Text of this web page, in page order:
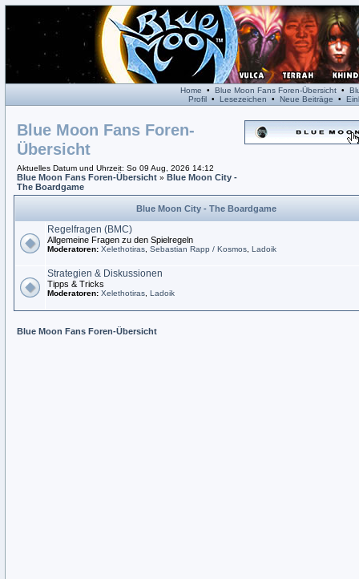
Home • Blue Moon Fans Foren-Übersicht•
Profil• Lesezeichen • Neue Beiträge •
Blue Moon Fans Foren-
Übersicht
Aktuelles Datum und Uhrzeit: So 09 Aug, 2026 14:12
Blue Moon Fans Foren-Übersicht » Blue Moon City -
The Boardgame
Blue Moon City - The Boardgame
Regelfragen (BMC)
Allgemeine Fragen zu den Spielregeln
Moderatoren: Xelethotiras Sebastian Rapp / Kosmos Ladoik
Strategien & Diskussionen
Tipps & Tricks
Moderatoren: Xelethotiras Ladoik
Blue Moon Fans Foren-Übersicht